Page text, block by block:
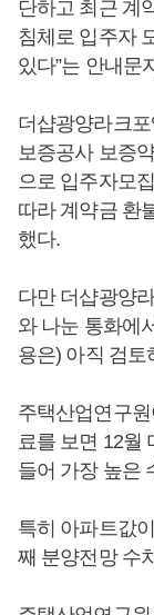
단하고 최근 계
침체로 입주자
있다”는 안내문
더샵광양라크포
보증공사 보증
으로 입주자모
따라 계약금 환
했다.
다만 더샵광양
와 나눈 통화에
용은) 아직 검토
주택산업연구
료를 보면 12월
들어 가장 높은
특히 아파트값
째 분양전망 수